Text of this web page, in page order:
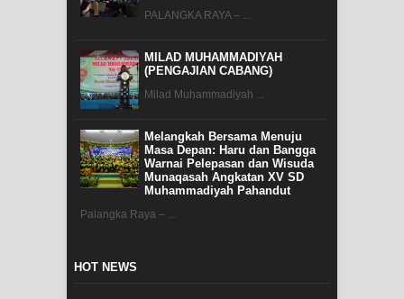
PALANGKA RAYA – ...
MILAD MUHAMMADIYAH
(PENGAJIAN CABANG)
Milad Muhammadiyah ...
Melangkah Bersama Menuju
Masa Depan: Haru dan Bangga
Warnai Pelepasan dan Wisuda
Munaqasah Angkatan XV SD
Muhammadiyah Pahandut
Palangka Raya – ...
HOT NEWS